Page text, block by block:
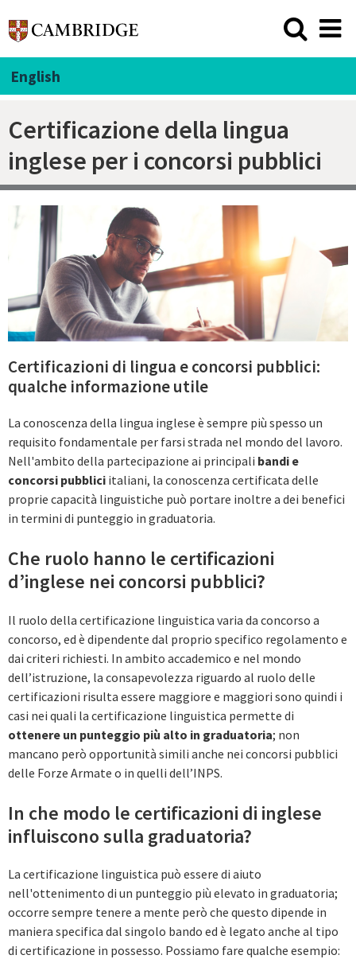
English
Certificazione della lingua
inglese per i concorsi pubblici
Certificazioni di lingua e concorsi pubblici:
qualche informazione utile
La conoscenza della lingua inglese è sempre più spesso un
requisito fondamentale per farsi strada nel mondo del lavoro.
Nell'ambito della partecipazione ai principali bandi e
concorsi pubblici italiani, la conoscenza certificata delle
proprie capacità linguistiche può portare inoltre a dei benefici
in termini di punteggio in graduatoria.
Che‌ ‌ruolo‌ ‌hanno‌ ‌le‌ ‌certificazioni‌
‌d’inglese‌ ‌nei‌ ‌concorsi‌ ‌pubblici?‌
Il ruolo della certificazione linguistica varia da concorso a
concorso, ed è dipendente dal proprio specifico regolamento e
dai criteri richiesti. In ambito accademico e nel mondo
dell’istruzione, la consapevolezza riguardo al ruolo delle
certificazioni risulta essere maggiore e maggiori sono quindi i
casi nei quali la certificazione linguistica permette di
ottenere un punteggio più alto in graduatoria; non
mancano però opportunità simili anche nei concorsi pubblici
delle Forze Armate o in quelli dell’INPS.
In che modo le certificazioni di inglese
influiscono‌ ‌sulla‌ ‌graduatoria?‌
La certificazione linguistica può essere di aiuto
nell'ottenimento di un punteggio più elevato in graduatoria;
occorre sempre tenere a mente però che questo dipende in
maniera specifica dal singolo bando ed è legato anche al tipo
di certificazione in possesso. Possiamo fare qualche esempio: